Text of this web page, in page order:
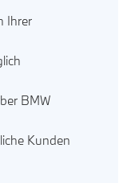
Ihrer
BMW
Kunden